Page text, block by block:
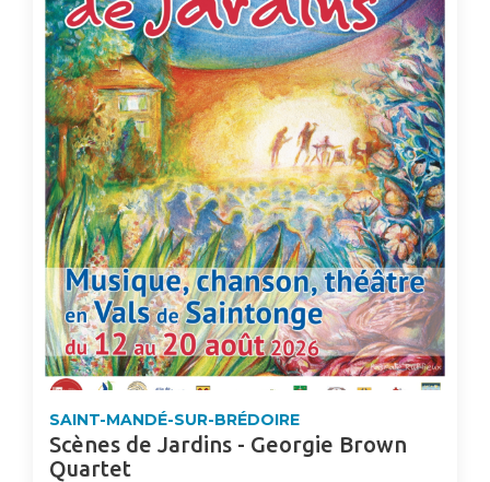
SAINT-MANDÉ-SUR-BRÉDOIRE
Scènes de Jardins - Georgie Brown
Quartet